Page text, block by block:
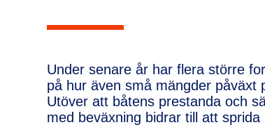
Under senare år har flera större
på hur även små mängder påväxt
Utöver att båtens prestanda och
med beväxning bidrar till att sprida